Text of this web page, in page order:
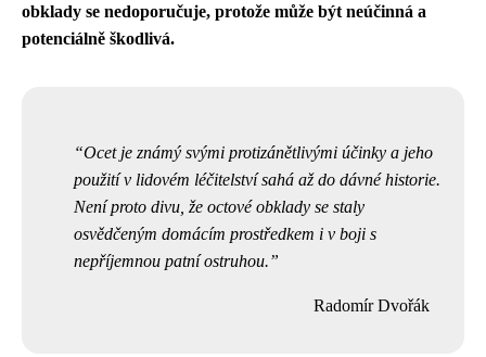
obklady se nedoporučuje, protože může být neúčinná a
potenciálně škodlivá.
Ocet je známý svými protizánětlivými účinky a jeho
použití v lidovém léčitelství sahá až do dávné historie.
Není proto divu, že octové obklady se staly
osvědčeným domácím prostředkem i v boji s
nepříjemnou patní ostruhou.
Radomír Dvořák